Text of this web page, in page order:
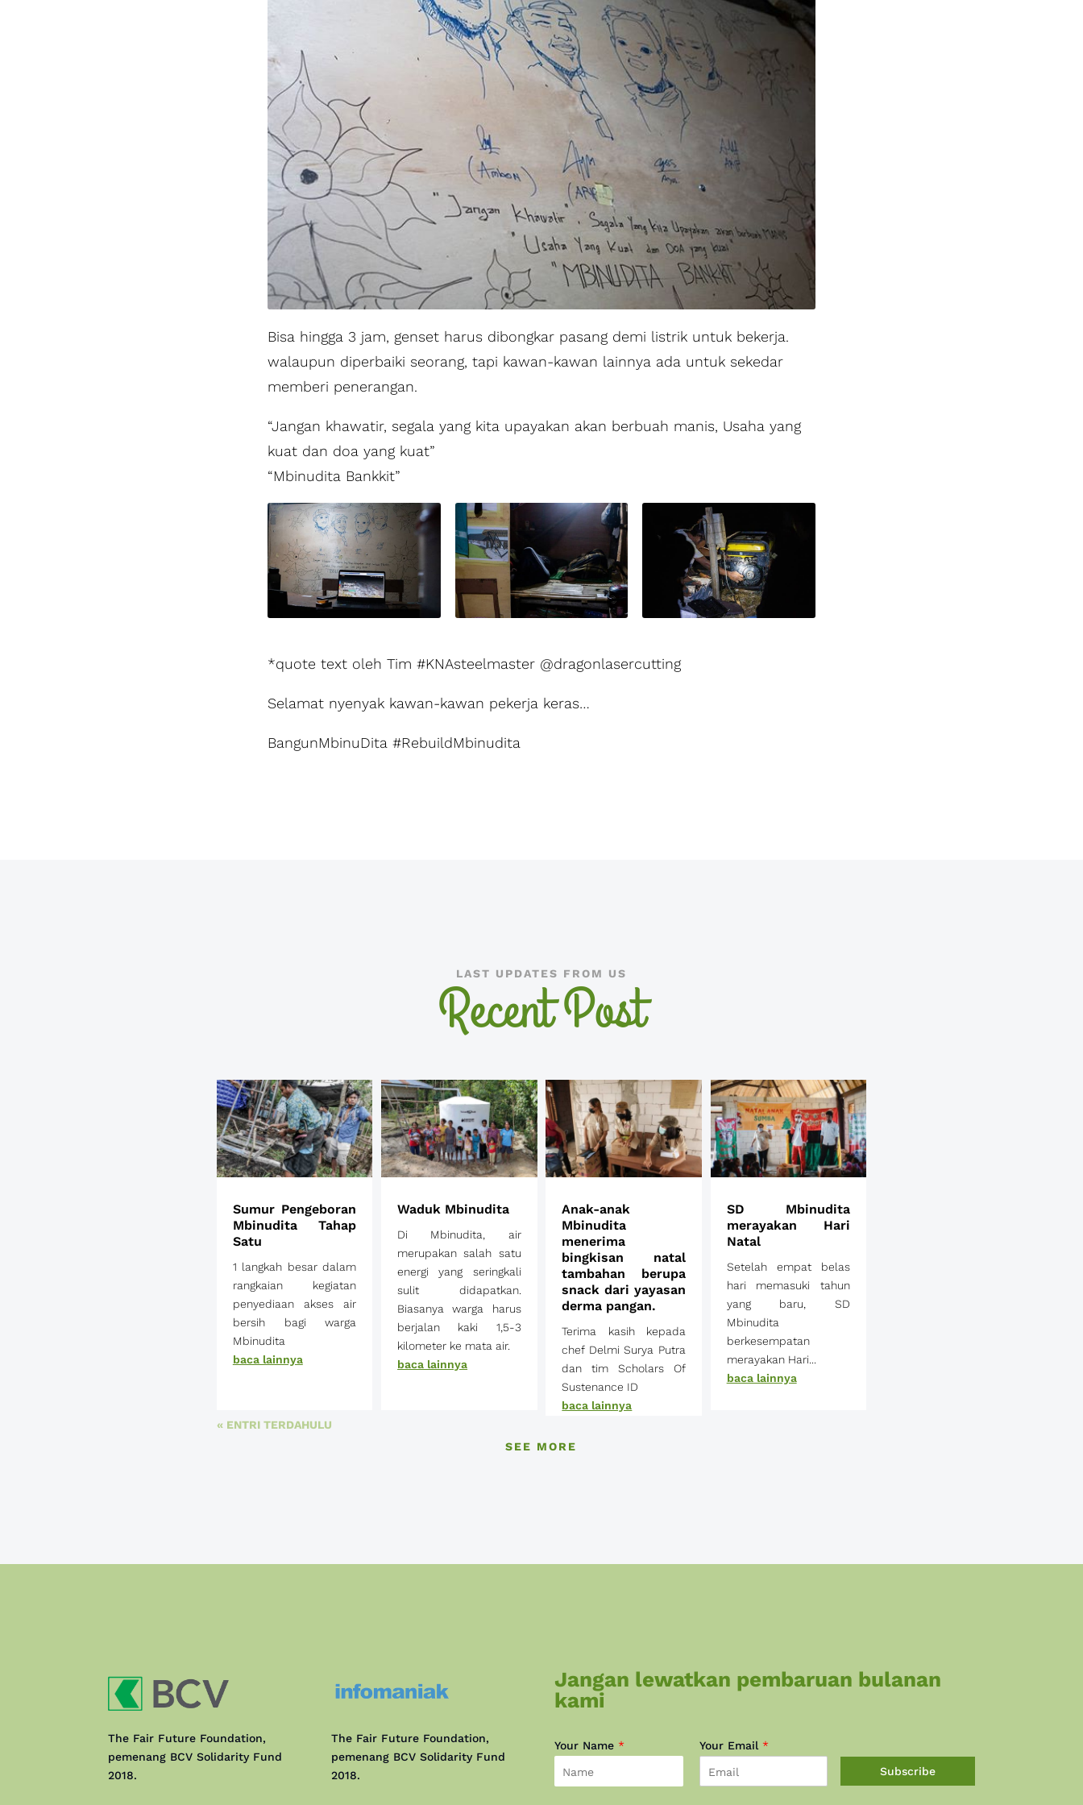
Bisa hingga 3 jam, genset harus dibongkar pasang demi listrik untuk bekerja.
walaupun diperbaiki seorang, tapi kawan-kawan lainnya ada untuk sekedar
memberi penerangan.
“Jangan khawatir, segala yang kita upayakan akan berbuah manis, Usaha yang
kuat dan doa yang kuat”
“Mbinudita Bankkit”
*quote text oleh Tim #KNAsteelmaster @dragonlasercutting
Selamat nyenyak kawan-kawan pekerja keras…
BangunMbinuDita #RebuildMbinudita
LAST UPDATES FROM US
Recent Post
Sumur Pengeboran
Mbinudita Tahap
Satu
1 langkah besar dalam
rangkaian kegiatan
penyediaan akses air
bersih bagi warga
Mbinudita
baca lainnya
Waduk Mbinudita
Di Mbinudita, air
merupakan salah satu
energi yang seringkali
sulit didapatkan.
Biasanya warga harus
berjalan kaki 1,5-3
kilometer ke mata air.
baca lainnya
Anak-anak
Mbinudita
menerima
bingkisan natal
tambahan berupa
snack dari yayasan
derma pangan.
Terima kasih kepada
chef Delmi Surya Putra
dan tim Scholars Of
Sustenance ID
baca lainnya
SD Mbinudita
merayakan Hari
Natal
Setelah empat belas
hari memasuki tahun
yang baru, SD
Mbinudita
berkesempatan
merayakan Hari...
baca lainnya
« ENTRI TERDAHULU
SEE MORE
The Fair Future Foundation,
pemenang BCV Solidarity Fund
2018.
The Fair Future Foundation,
pemenang BCV Solidarity Fund
2018.
Jangan lewatkan pembaruan bulanan
kami
Your Name * Your Email *
Subscribe